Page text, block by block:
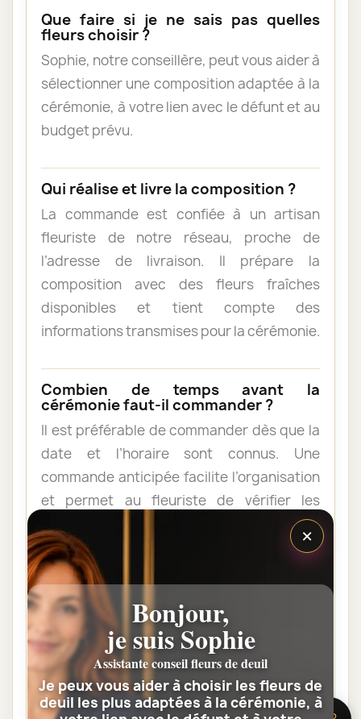
Que faire si je ne sais pas quelles
fleurs choisir ?
Sophie, notre conseillère, peut vous aider à
sélectionner une composition adaptée à la
cérémonie, à votre lien avec le défunt et au
budget prévu.
Qui réalise et livre la composition ?
La commande est confiée à un artisan
fleuriste de notre réseau, proche de
l’adresse de livraison. Il prépare la
composition avec des fleurs fraîches
disponibles et tient compte des
informations transmises pour la cérémonie.
Combien de temps avant la
cérémonie faut-il commander ?
Il est préférable de commander dès que la
date et l’horaire sont connus. Une
commande anticipée facilite l’organisation
et permet au fleuriste de vérifier les
Les fleurs peuvent-elles être livrées
au domicile de la famille ?
Oui. Une composition de condoléances
peut être livrée au domicile avant ou après
la cérémonie. Vérifiez simplement que
quelqu’un pourra réceptionner les fleurs.
×
Bonjour,
je suis Sophie
Assistante conseil fleurs de deuil
Je peux vous aider à choisir les fleurs de
deuil les plus adaptées à la cérémonie, à